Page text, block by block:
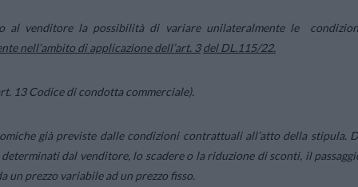
al venditore la possibilità di variare unilateralmente le
nell’ambito di applicazione dell’art. 3 del DL.115/22.
13 Codice di condotta commerciale).
già previste dalle condizioni contrattuali all’atto della stipula.
dal venditore, lo scadere o la riduzione di sconti, il
un prezzo variabile ad un prezzo fisso.